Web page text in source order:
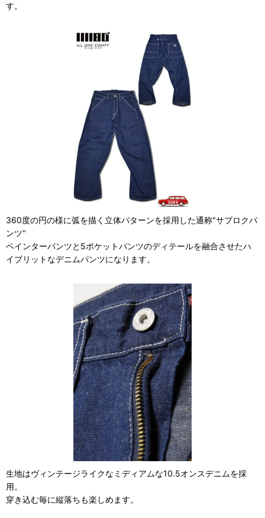
す。
360度の円の様に弧を描く立体パターンを採用した通称"サブロクパ
ンツ"
ペインターパンツと5ポケットパンツのディテールを融合させたハ
イブリットなデニムパンツになります。
生地はヴィンテージライクなミディアムな10.5オンスデニムを採
用。
穿き込む毎に縦落ちも楽しめます。